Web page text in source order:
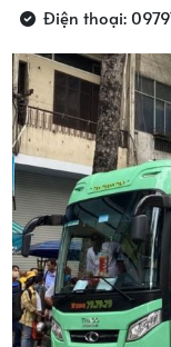
Điện thoại: